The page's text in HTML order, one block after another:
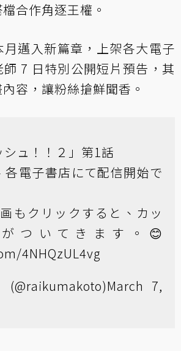
合作角逐王權。
邁入新篇章，上架各大電子
7 日特別公開短片預告，其
容，讓粉絲搶鮮聞香。
シュ！！２」第1話
各電子書店にて配信開始で
もクリックすると、カッ
ついてきます。😊
4NHQzUL4vg
March 7,